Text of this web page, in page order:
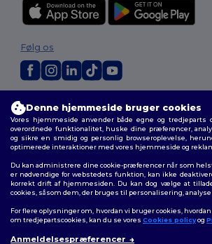
Vilkår og Betingelser
Tilpasset politik
cookies|Sitemap
Følg os
Denne hjemmeside bruger cookies
Vores hjemmeside anvender både egne og tredjeparts
overordnede funktionalitet, huske dine præferencer,
og sikre en smidig og personlig browseroplevelse,
optimerede interaktioner med vores hjemmeside og
Du kan administrere dine cookie-præferencer når som
er nødvendige for webstedets funktion, kan ikke
korrekt drift af hjemmesiden. Du kan dog vælge at
cookies, såsom dem, der bruges til personalisering,
For flere oplysninger om, hvordan vi bruger cookies,
om tredjepartscookies, kan du se vores Cookies policyog
Anmeldelsespræferencer